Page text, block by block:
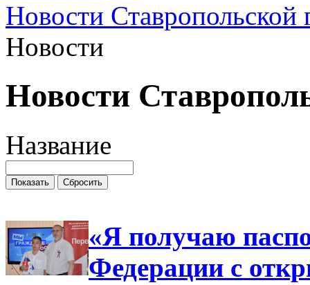
Новости
Новости
Новости
Название
«Я получаю
Федерации с